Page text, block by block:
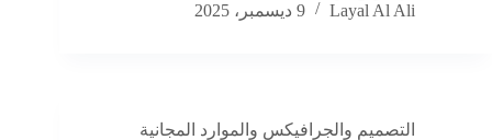
Layal Al Ali
9 ديسمبر، 2025
التصميم والجرافيكس والموارد المجانية